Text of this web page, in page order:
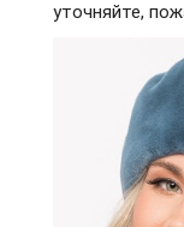
ВИДЕО
КОНТАКТЫ
уточняйте,